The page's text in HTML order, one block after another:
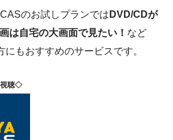
のお試しプランでは DVD/CDが
は自宅の大画面で見たい！ など
もおすすめのサービスです。
視聴◇